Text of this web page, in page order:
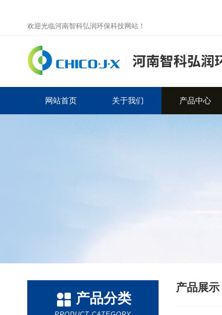
欢迎光临河南智科弘润环保科技网站！
网站首页 关于我们 产品中心
产品分类
产品展示